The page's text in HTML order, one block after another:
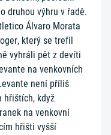
druhou výhru v řadě.
Álvaro Morata
který se trefil
vyhráli pět z devíti
na venkovních
není příliš
hřištích, když
na venkovní
hřišti vyšší